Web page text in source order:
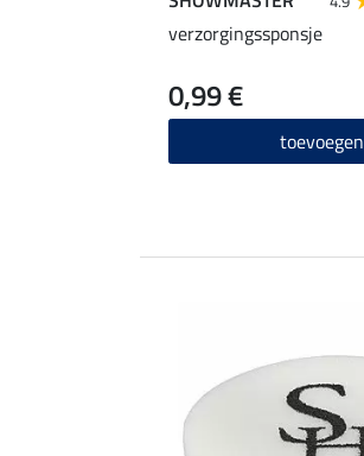
verzorgingssponsje
0,99 €
toevoegen